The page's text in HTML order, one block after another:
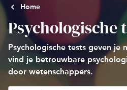
Home
Psychologische
Psychologische tests geven je
vind je betrouwbare
door wetenschappers.